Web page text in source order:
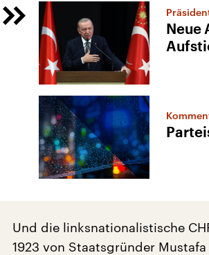
Neue
Und die linksnationalistische
1923 von Staatsgründer